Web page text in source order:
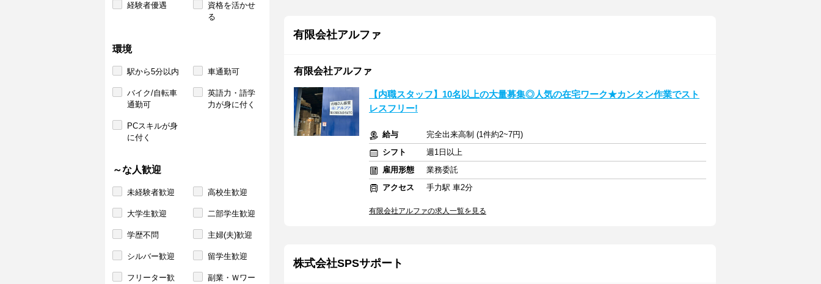
経験者優遇
資格を活かせ
る
環境
駅から5分以内 車通勤可
バイク/自転車
通勤可
英語力・語学
力が身に付く
PCスキルが身
に付く
～な人歓迎
未経験者歓迎 高校生歓迎
大学生歓迎 二部学生歓迎
学歴不問 主婦(夫)歓迎
シルバー歓迎 留学生歓迎
フリーター歓
副業・Ｗワー
有限会社アルファ
有限会社アルファ
【内職スタッフ】10名以上の大量募集◎人気の在宅ワーク★カンタン作業でスト
レスフリー!
給与
完全出来高制 (1件約2~7円)
シフト
週1日以上
雇用形態
業務委託
アクセス
手力駅 車2分
有限会社アルファの求人一覧を見る
株式会社SPSサポート